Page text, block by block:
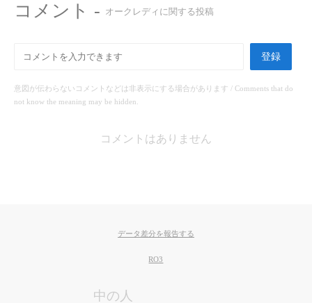
コメント - オークレディに関する投稿
登録
意図が伝わらないコメントなどは非表示にする場合があります / Comments that do
not know the meaning may be hidden.
コメントはありません
データ差分を報告する
RO3
中の人